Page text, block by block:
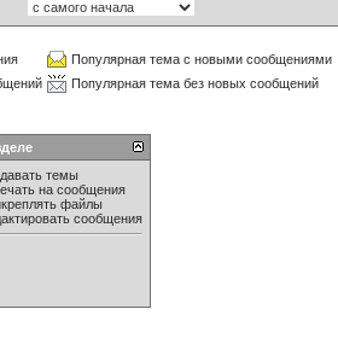
Популярная тема с новыми сообщениями
Популярная тема без новых сообщений
темы
на сообщения
файлы
сообщения